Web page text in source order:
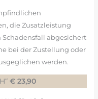
die Zusatzleistung
Schadensfall abgesichert
bei der Zustellung oder
werden.
€ 23,90